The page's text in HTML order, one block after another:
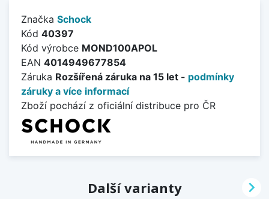
Značka Schock
Kód 40397
Kód výrobce MOND100APOL
EAN 4014949677854
Záruka Rozšířená záruka na 15 let - podmínky
záruky a více informací
Zboží pochází z oficiální distribuce pro ČR
Další varianty 